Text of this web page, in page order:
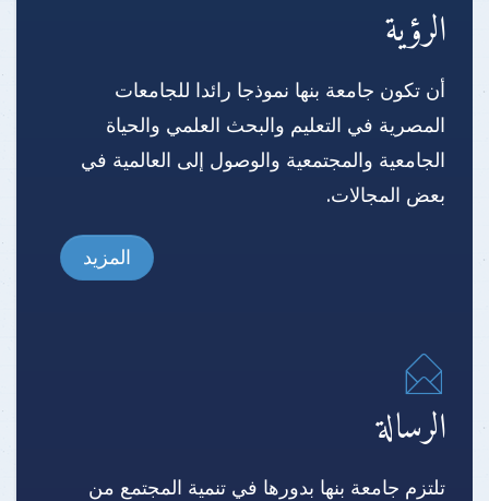
الرؤية
أن تكون جامعة بنها نموذجا رائدا للجامعات
المصرية في التعليم والبحث العلمي والحياة
الجامعية والمجتمعية والوصول إلى العالمية في
بعض المجالات.
المزيد
الرسالة
تلتزم جامعة بنها بدورها في تنمية المجتمع من